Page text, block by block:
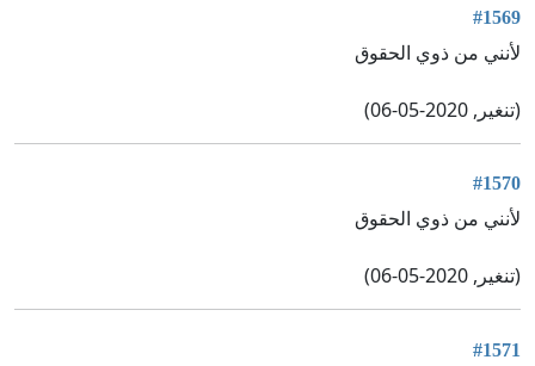
#1569
لأنني من ذوي الحقوق
(تنغير, 2020-05-06)
#1570
لأنني من ذوي الحقوق
(تنغير, 2020-05-06)
#1571